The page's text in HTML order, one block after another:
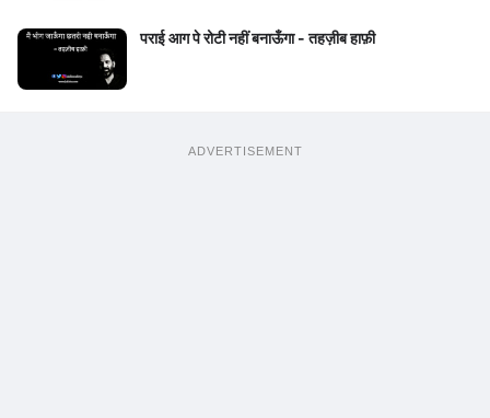
पराई आग पे रोटी नहीं बनाऊँगा - तहज़ीब हाफ़ी
ADVERTISEMENT